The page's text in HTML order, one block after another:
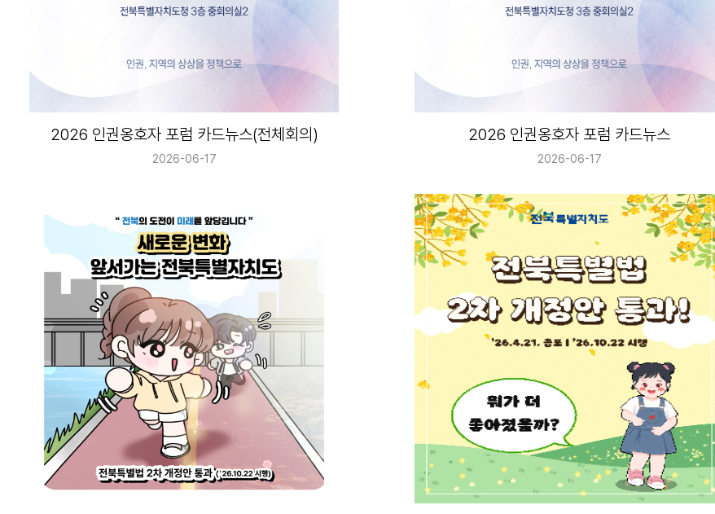
2026 인권옹호자 포럼 카드뉴스(전체회의)
2026-06-17
2026 인권옹호자 포럼 카드뉴스
2026-06-17